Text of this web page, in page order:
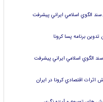
الگوي اسلامي ايراني پيشرفت
برنامه پسا كرونا
الگوي اسلامي ايراني پيشرفت
اقتصادي كرونا در ايران